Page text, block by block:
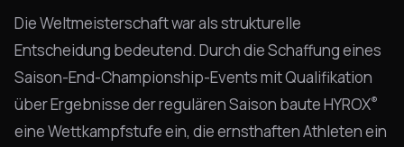
Die Weltmeisterschaft war als strukturelle
Entscheidung bedeutend. Durch die Schaffung eines
Saison-End-Championship-Events mit Qualifikation
über Ergebnisse der regulären Saison baute HYROX®
eine Wettkampfstufe ein, die ernsthaften Athleten ein